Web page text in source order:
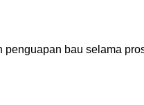
bau selama